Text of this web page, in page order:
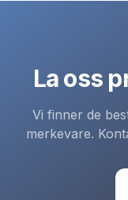
La oss
Vi finner de
merkevare.